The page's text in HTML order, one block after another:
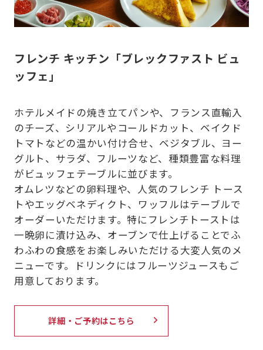
フレンチ キッチン「ブレックファスト ビュ
ッフェ」
ホテルメイドの焼き立てパンや、フランス直輸入
のチーズ、シリアルやコールドカット、ベイクド
トマトなどの温かい付け合せ、ベジタブル、ヨー
グルト、サラダ、フルーツなど、種類豊富な料理
がビュッフェテーブルに並びます。
オムレツなどの卵料理や、人気のフレンチ トース
トやエッグベネディクト、ワッフルはテーブルで
オーダーいただけます。特にフレンチトーストは
一晩卵に漬け込み、オーブンで仕上げることでふ
わふわの食感をお楽しみいただける大変人気のメ
ニューです。ドリンクにはフルーツジュースもご
用意しております。
詳細・ご予約はこちら